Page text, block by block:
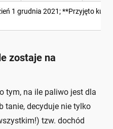
1 grudnia 2021; **Przyjęto kurs
zostaje na
tym, na ile paliwo jest dla
tanie, decyduje nie tylko
tzw. dochód